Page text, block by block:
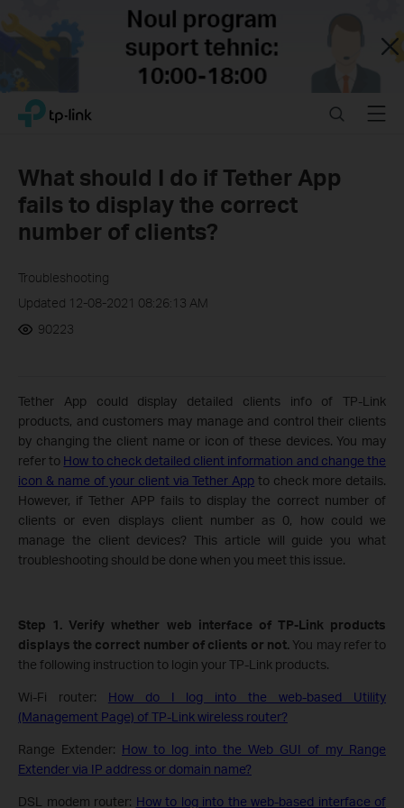
Close
Click
navigation
bar
TP-Link, Reliably Smart SearchMenu
What should I do if Tether App
fails to display the correct
number of clients?
Troubleshooting
Updated 12-08-2021 08:26:13 AM
90223
Tether App could display detailed clients info of TP-Link
products, and customers may manage and control their clients
by changing the client name or icon of these devices. You may
refer to How to check detailed client information and change the
icon & name of your client via Tether App to check more details.
However, if Tether APP fails to display the correct number of
clients or even displays client number as 0, how could we
manage the client devices? This article will guide you what
troubleshooting should be done when you meet this issue.
Step 1. Verify whether web interface of TP-Link products
displays the correct number of clients or not. You may refer to
the following instruction to login your TP-Link products.
Wi-Fi router: How do I log into the web-based Utility
(Management Page) of TP-Link wireless router?
Range Extender: How to log into the Web GUI of my Range
Extender via IP address or domain name?
DSL modem router: How to log into the web-based interface of